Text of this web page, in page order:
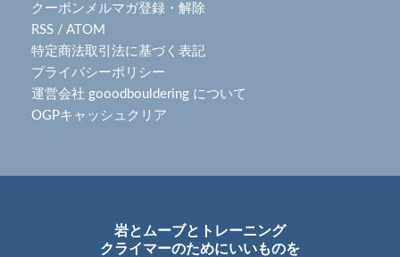
クーポンメルマガ登録・解除
RSS / ATOM
特定商法取引法に基づく表記
プライバシーポリシー
運営会社 gooodbouldering について
OGPキャッシュクリア
岩とムーブとトレーニング
クライマーのためにいいものを